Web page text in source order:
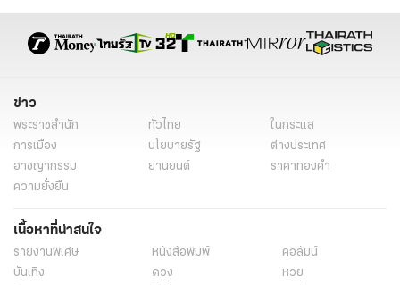
ข่าวการเมืองวันนี้ ข่าวการเมือง ไทยรัฐ
ข่าว
พระราชสำนัก ทั่วไทย
ในกระแส
การเมือง
นโยบายรัฐ
ต่างประเทศ
อาชญากรรม
ยานยนต์
ราคาทองคำ
ความยั่งยืน
เนื้อหาที่น่าสนใจ
รายงานพิเศษ หนังสือพิมพ์
คอลัมน์
บันเทิง
ดวง
หวย